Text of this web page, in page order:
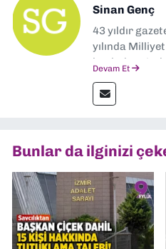
Sinan Genç
43 yıldır
yılında
başladım.
muhabir,
müdürü olarak
Gazetesi'nde
Devam Et
Bunlar da ilginizi